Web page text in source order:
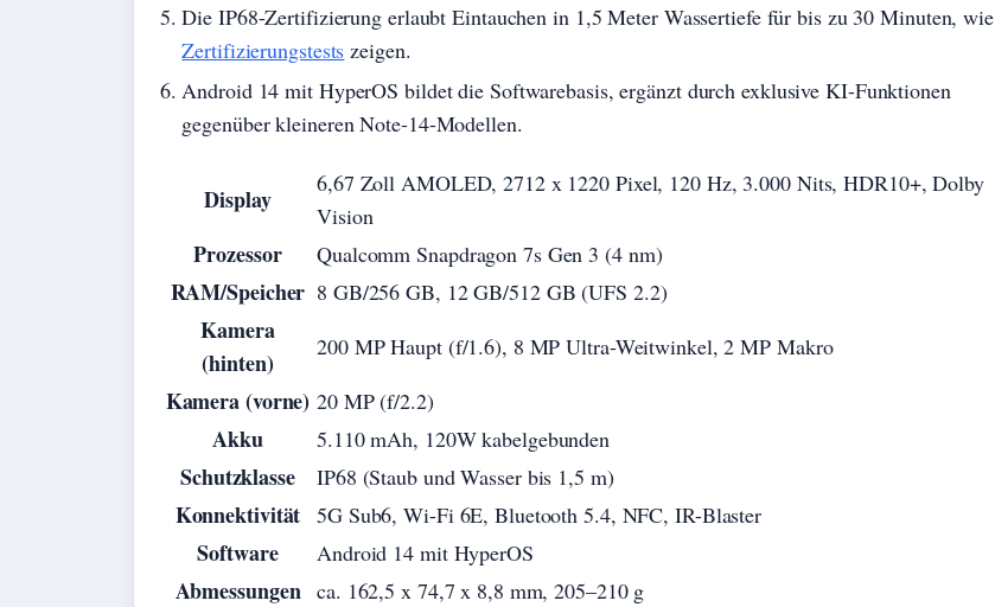
Die IP68-Zertifizierung erlaubt Eintauchen in 1,5 Meter Wassertiefe für bis zu 30 Minuten, wie
Zertifizierungstests zeigen.
Android 14 mit HyperOS bildet die Softwarebasis, ergänzt durch exklusive KI-Funktionen
gegenüber kleineren Note-14-Modellen.
Display
6,67 Zoll AMOLED, 2712 x 1220 Pixel, 120 Hz, 3.000 Nits, HDR10+, Dolby
Vision
Prozessor Qualcomm Snapdragon 7s Gen 3 (4 nm)
RAM/Speicher 8 GB/256 GB, 12 GB/512 GB (UFS 2.2)
Kamera
(hinten)
200 MP Haupt (f/1.6), 8 MP Ultra-Weitwinkel, 2 MP Makro
Kamera (vorne) 20 MP (f/2.2)
Akku 5.110 mAh, 120W kabelgebunden
Schutzklasse IP68 (Staub und Wasser bis 1,5 m)
Konnektivität 5G Sub6, Wi-Fi 6E, Bluetooth 5.4, NFC, IR-Blaster
Software Android 14 mit HyperOS
Abmessungen ca. 162,5 x 74,7 x 8,8 mm, 205–210 g